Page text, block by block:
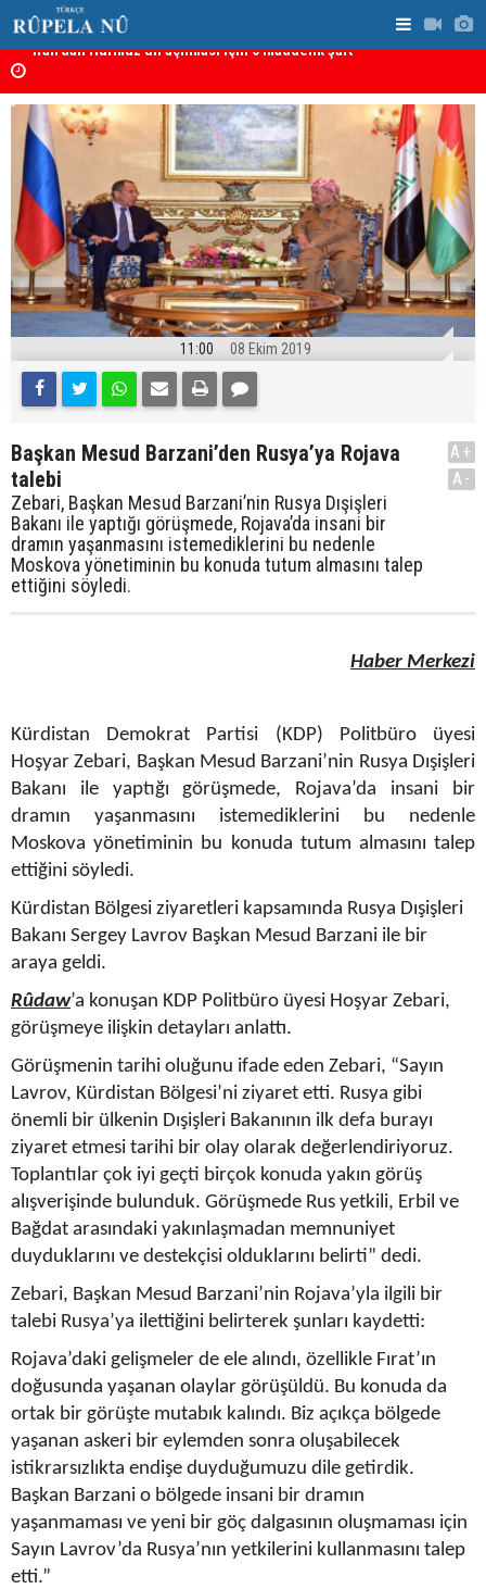
edildi
11:00 08 Ekim 2019
Başkan Mesud Barzani’den Rusya’ya Rojava
talebi
Zebari, Başkan Mesud Barzani’nin Rusya Dışişleri
Bakanı ile yaptığı görüşmede, Rojava’da insani bir
dramın yaşanmasını istemediklerini bu nedenle
Moskova yönetiminin bu konuda tutum almasını talep
ettiğini söyledi.
A+
A-
Haber Merkezi
Kürdistan Demokrat Partisi (KDP) Politbüro üyesi
Hoşyar Zebari, Başkan Mesud Barzani’nin Rusya Dışişleri
Bakanı ile yaptığı görüşmede, Rojava’da insani bir
dramın yaşanmasını istemediklerini bu nedenle
Moskova yönetiminin bu konuda tutum almasını talep
ettiğini söyledi.
Kürdistan Bölgesi ziyaretleri kapsamında Rusya Dışişleri
Bakanı Sergey Lavrov Başkan Mesud Barzani ile bir
araya geldi.
Rûdaw’a konuşan KDP Politbüro üyesi Hoşyar Zebari,
görüşmeye ilişkin detayları anlattı.
Görüşmenin tarihi oluğunu ifade eden Zebari, “Sayın
Lavrov, Kürdistan Bölgesi’ni ziyaret etti. Rusya gibi
önemli bir ülkenin Dışişleri Bakanının ilk defa burayı
ziyaret etmesi tarihi bir olay olarak değerlendiriyoruz.
Toplantılar çok iyi geçti birçok konuda yakın görüş
alışverişinde bulunduk. Görüşmede Rus yetkili, Erbil ve
Bağdat arasındaki yakınlaşmadan memnuniyet
duyduklarını ve destekçisi olduklarını belirti” dedi.
Zebari, Başkan Mesud Barzani’nin Rojava’yla ilgili bir
talebi Rusya’ya ilettiğini belirterek şunları kaydetti:
Rojava’daki gelişmeler de ele alındı, özellikle Fırat’ın
doğusunda yaşanan olaylar görüşüldü. Bu konuda da
ortak bir görüşte mutabık kalındı. Biz açıkça bölgede
yaşanan askeri bir eylemden sonra oluşabilecek
istikrarsızlıkta endişe duyduğumuzu dile getirdik.
Başkan Barzani o bölgede insani bir dramın
yaşanmaması ve yeni bir göç dalgasının oluşmaması için
Sayın Lavrov’da Rusya’nın yetkilerini kullanmasını talep
etti.”